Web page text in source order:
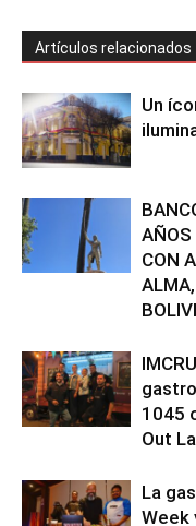
Artículos relacionados
Un
AÑOS
CON
1045
Out
La
Week